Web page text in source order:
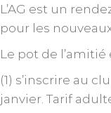
L’AG est un
pour les
Le pot de
(1) s’inscrire au
janvier. Tarif